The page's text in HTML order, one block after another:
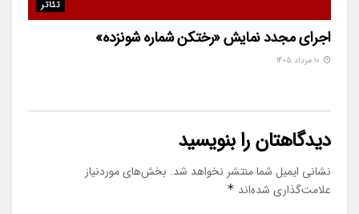
تئاتر
اجرای مجدد نمایش «رختکن شماره شونزده»
دیدگاهتان را بنویسید
نشانی ایمیل شما منتشر نخواهد شد. بخش‌های موردنیاز
علامت‌گذاری شده‌اند *